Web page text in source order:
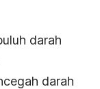
darah
darah